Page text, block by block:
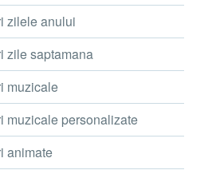
zilele anului
zile saptamana
muzicale
muzicale personalizate
animate